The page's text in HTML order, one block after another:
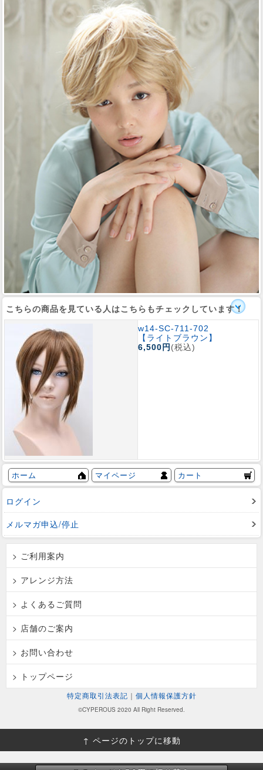
こちらの商品を見ている人はこちらもチェックしています！
w14-SC-711-702
【ライトブラウン】
6,500円 (税込)
ホーム マイページ カート
ログイン
メルマガ申込/停止
> ご利用案内
> アレンジ方法
> よくあるご質問
> 店舗のご案内
> お問い合わせ
> トップページ
特定商取引法表記 ｜ 個人情報保護方針
©CYPEROUS 2020 All Right Reserved.
↑ ページのトップに移動